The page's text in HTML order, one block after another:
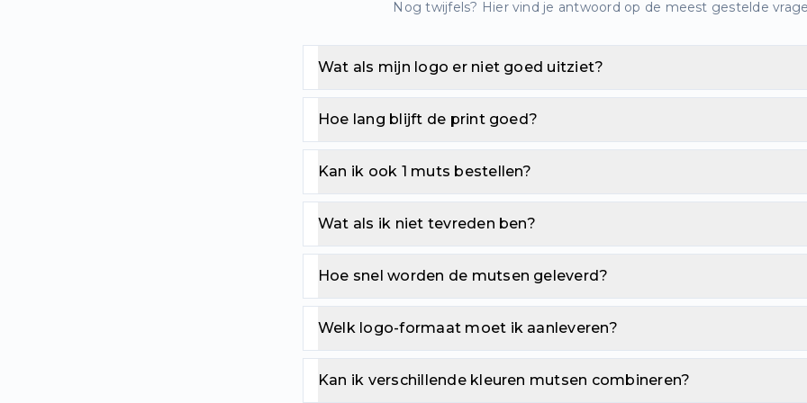
Nog twijfels? Hier vind je antwoord op de meest gestelde
Wat als mijn logo er niet goed uitziet?
Hoe lang blijft de print goed?
Kan ik ook 1 muts bestellen?
Wat als ik niet tevreden ben?
Hoe snel worden de mutsen geleverd?
Welk logo-formaat moet ik aanleveren?
Kan ik verschillende kleuren mutsen combineren?